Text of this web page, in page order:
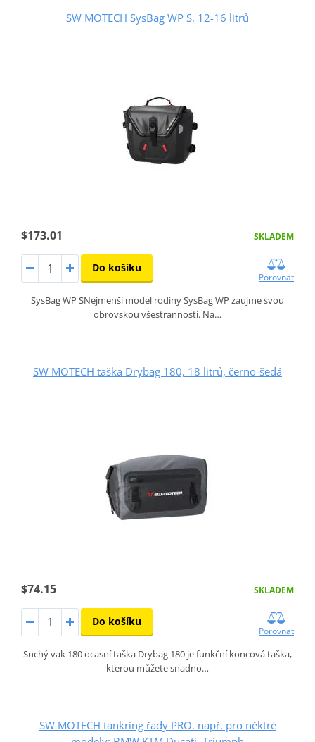
SW MOTECH SysBag WP S, 12-16 litrů
$173.01 SKLADEM
Do košíku
Porovnat
SysBag WP SNejmenší model rodiny SysBag WP zaujme svou
obrovskou všestranností. Na…
SW MOTECH taška Drybag 180, 18 litrů, černo-šedá
$74.15 SKLADEM
Do košíku
Porovnat
Suchý vak 180 ocasní taška Drybag 180 je funkční koncová taška,
kterou můžete snadno…
SW MOTECH tankring řady PRO. např. pro něktré